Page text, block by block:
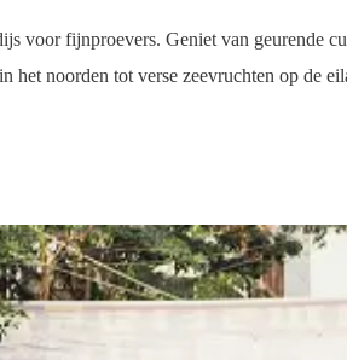
voor fijnproevers. Geniet van geurende
het noorden tot verse zeevruchten op de